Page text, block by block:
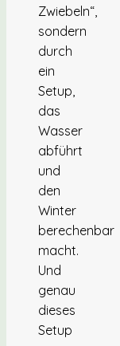
Zwiebeln“,
sondern
durch
ein
Setup,
das
Wasser
abführt
und
den
Winter
berechenbar
macht.
Und
genau
dieses
Setup